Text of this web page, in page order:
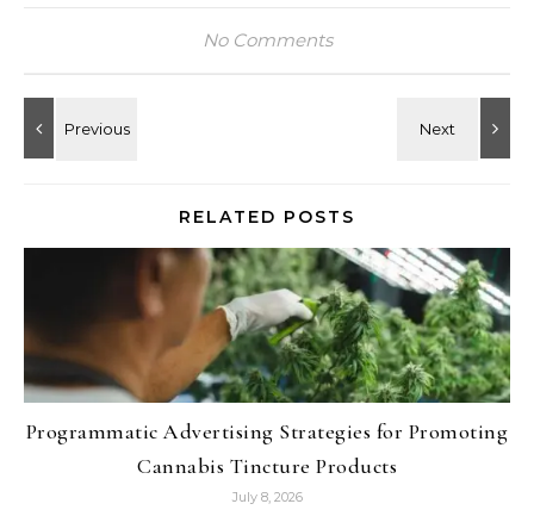
No Comments
RELATED POSTS
Programmatic Advertising Strategies for Promoting
Cannabis Tincture Products
July 8, 2026